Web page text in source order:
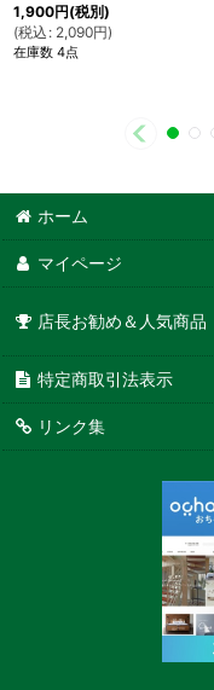
1,900円(税別)
(税込 : 2,090円)
在庫数 4点
ホーム
マイページ
店長お勧め＆人気商品
特定商取引法表示
リンク集